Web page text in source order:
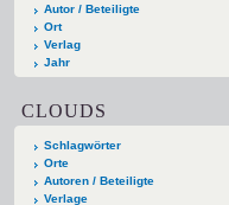
Autor / Beteiligte
Ort
Verlag
Jahr
CLOUDS
Schlagwörter
Orte
Autoren / Beteiligte
Verlage